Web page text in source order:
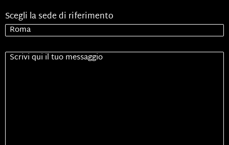
Scegli la sede di riferimento
Senza
Titolo